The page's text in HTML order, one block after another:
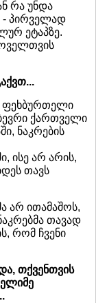
რა უნდა
- პირველად
ეტაპზე.
ფეხბურთელი
ქართველი
ნაკრების
ისე არ არის,
თავს
არ ითამაშოს,
თავად
რომ ჩვენი
თქვენთვის